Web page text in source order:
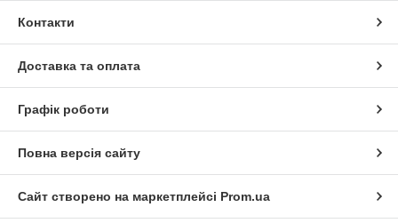
Контакти
Доставка та оплата
Графік роботи
Повна версія сайту
Сайт створено на маркетплейсі Prom.ua